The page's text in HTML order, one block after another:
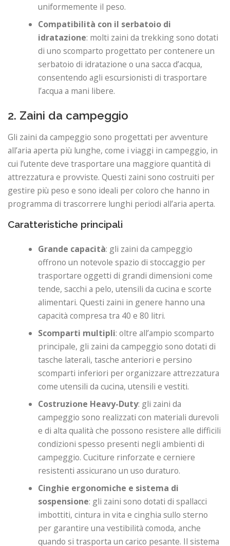
uniformemente il peso.
Compatibilità con il serbatoio di
idratazione: molti zaini da trekking sono dotati
di uno scomparto progettato per contenere un
serbatoio di idratazione o una sacca d’acqua,
consentendo agli escursionisti di trasportare
l’acqua a mani libere.
2. Zaini da campeggio
Gli zaini da campeggio sono progettati per avventure
all’aria aperta più lunghe, come i viaggi in campeggio, in
cui l’utente deve trasportare una maggiore quantità di
attrezzatura e provviste. Questi zaini sono costruiti per
gestire più peso e sono ideali per coloro che hanno in
programma di trascorrere lunghi periodi all’aria aperta.
Caratteristiche principali
Grande capacità: gli zaini da campeggio
offrono un notevole spazio di stoccaggio per
trasportare oggetti di grandi dimensioni come
tende, sacchi a pelo, utensili da cucina e scorte
alimentari. Questi zaini in genere hanno una
capacità compresa tra 40 e 80 litri.
Scomparti multipli: oltre all’ampio scomparto
principale, gli zaini da campeggio sono dotati di
tasche laterali, tasche anteriori e persino
scomparti inferiori per organizzare attrezzatura
come utensili da cucina, utensili e vestiti.
Costruzione Heavy-Duty: gli zaini da
campeggio sono realizzati con materiali durevoli
e di alta qualità che possono resistere alle difficili
condizioni spesso presenti negli ambienti di
campeggio. Cuciture rinforzate e cerniere
resistenti assicurano un uso duraturo.
Cinghie ergonomiche e sistema di
sospensione: gli zaini sono dotati di spallacci
imbottiti, cintura in vita e cinghia sullo sterno
per garantire una vestibilità comoda, anche
quando si trasporta un carico pesante. Il sistema